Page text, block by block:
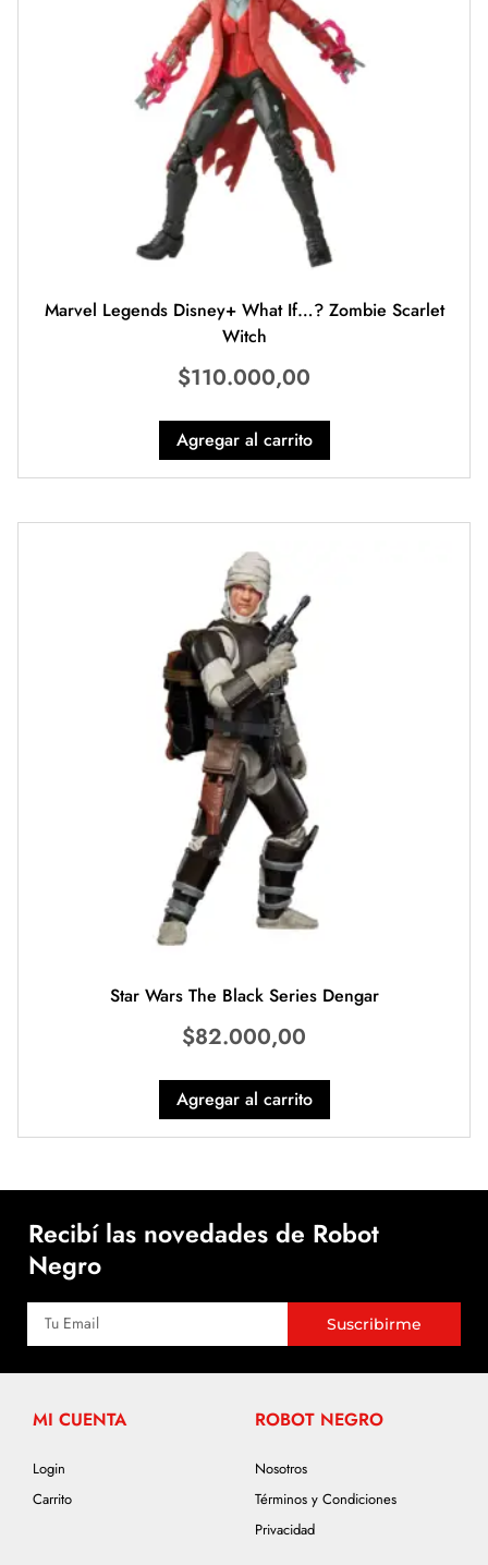
Marvel Legends Disney+ What If…? Zombie Scarlet
Witch
$110.000,00
Agregar al carrito
Star Wars The Black Series Dengar
$82.000,00
Agregar al carrito
Recibí las novedades de Robot
Negro
Suscribirme
MI CUENTA
Login
Carrito
ROBOT NEGRO
Nosotros
Términos y Condiciones
Privacidad